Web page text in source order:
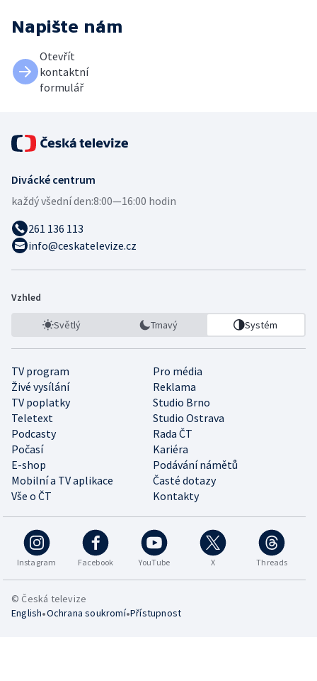
Napište nám
Otevřít
kontaktní
formulář
Divácké centrum
každý všední den:8:00—16:00 hodin
261 136 113
info@ceskatelevize.cz
Vzhled
Světlý Tmavý Systém
TV program
Pro média
Živé vysílání
Reklama
TV poplatky
Studio Brno
Teletext
Studio Ostrava
Podcasty
Rada ČT
Počasí
Kariéra
E-shop
Podávání námětů
Mobilní a TV aplikace
Časté dotazy
Vše o ČT
Kontakty
Instagram Facebook YouTube X Threads
© Česká televize
English•Ochrana soukromí•Přístupnost